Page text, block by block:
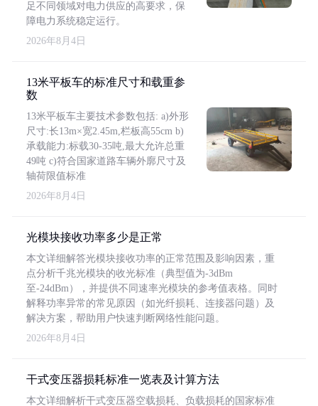
足不同领域对电力供应的高要求，保
障电力系统稳定运行。
2026年8月4日
13米平板车的标准尺寸和载重参
数
13米平板车主要技术参数包括: a)外形
尺寸:长13m×宽2.45m,栏板高55cm b)
承载能力:标载30-35吨,最大允许总重
49吨 c)符合国家道路车辆外廓尺寸及
轴荷限值标准
2026年8月4日
光模块接收功率多少是正常
本文详细解答光模块接收功率的正常范围及影响因素，重
点分析千兆光模块的收光标准（典型值为-3dBm
至-24dBm），并提供不同速率光模块的参考值表格。同时
解释功率异常的常见原因（如光纤损耗、连接器问题）及
解决方案，帮助用户快速判断网络性能问题。
2026年8月4日
干式变压器损耗标准一览表及计算方法
本文详细解析干式变压器空载损耗、负载损耗的国家标准